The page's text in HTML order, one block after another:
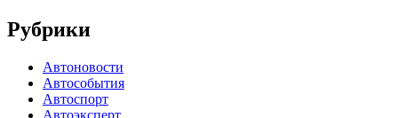
Рубрики
Автоновости
Автособытия
Автоспорт
Автоэксперт